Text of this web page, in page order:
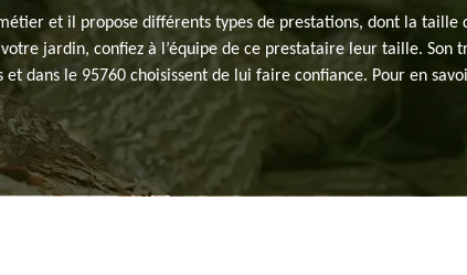
et il propose différents types de prestations, dont la taille
jardin, confiez à l’équipe de ce prestataire leur taille. Son
dans le 95760 choisissent de lui faire confiance. Pour en